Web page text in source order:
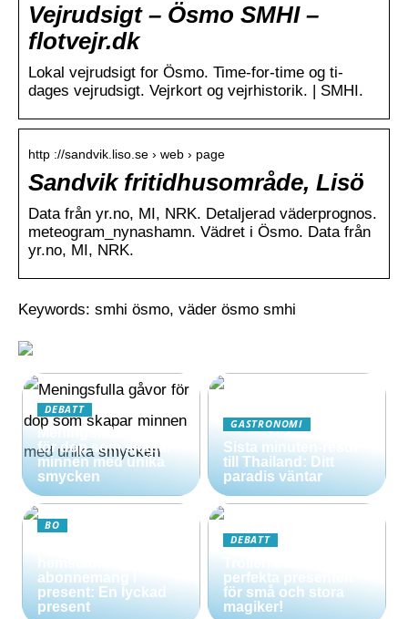
Vejrudsigt – Ösmo SMHI –
flotvejr.dk
Lokal vejrudsigt for Ösmo. Time-for-time og ti-
dages vejrudsigt. Vejrkort og vejrhistorik. | SMHI.
http ://sandvik.liso.se › web › page
Sandvik fritidhusområde, Lisö
Data från yr.no, MI, NRK. Detaljerad väderprognos.
meteogram_nynashamn. Vädret i Ösmo. Data från
yr.no, MI, NRK.
Keywords: smhi ösmo, väder ösmo smhi
DEBATT
Meningsfulla gåvor
för dop som skapar
minnen med unika
smycken
GASTRONOMI
Sista minuten-resor
till Thailand: Ditt
paradis väntar
BO
abonnemang i
present: En lyckad
present
DEBATT
perfekta presenten
för små och stora
magiker!